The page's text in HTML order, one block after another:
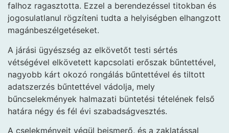
falhoz ragasztotta. Ezzel a berendezéssel titokban és
jogosulatlanul rögzíteni tudta a helyiségben elhangzott
magánbeszélgetéseket.
A járási ügyészség az elkövetőt testi sértés
vétségével elkövetett kapcsolati erőszak bűntettével,
nagyobb kárt okozó rongálás bűntettével és tiltott
adatszerzés bűntettével vádolja, mely
bűncselekmények halmazati büntetési tételének felső
határa négy és fél évi szabadságvesztés.
A cselekményeit végül beismerő, és a zaklatással